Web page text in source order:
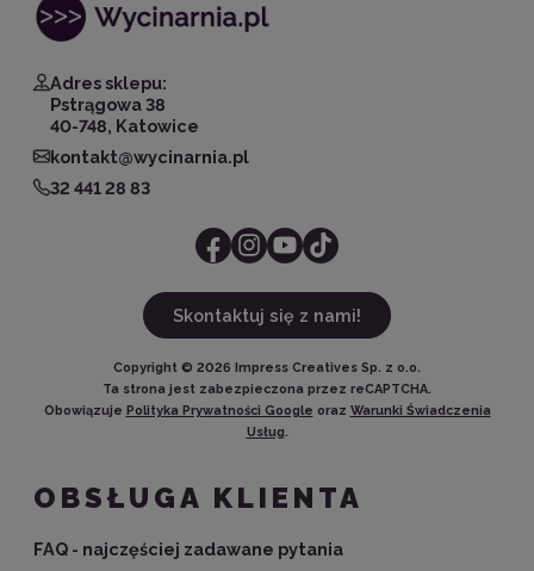
Adres sklepu:
Pstrągowa 38
40-748, Katowice
kontakt@wycinarnia.pl
32 441 28 83
Skontaktuj się z nami!
Copyright © 2026 Impress Creatives Sp. z o.o.
Ta strona jest zabezpieczona przez reCAPTCHA.
Obowiązuje Polityka Prywatności Google oraz Warunki Świadczenia
Usług.
OBSŁUGA KLIENTA
FAQ - najczęściej zadawane pytania